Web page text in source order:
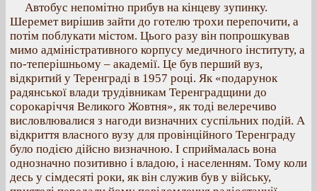
Автобус непомітно прибув на кінцеву зупинку.
Шеремет вирішив зайти до готелю трохи перепочити, а
потім поблукати містом. Цього разу він попрошкував
мимо адміністративного корпусу медичного інституту, а
по-теперішньому – академії. Це був перший вуз,
відкритий у Теренграді в 1957 році. Як «подарунок
радянської влади трудівникам Теренградщини до
сорокаріччя Великого Жовтня», як тоді велеречиво
висловлювалися з нагоди визначних суспільних подій. А
відкриття власного вузу для провінційного Теренграду
було подією дійсно визначною. І сприймалась вона
однозначно позитивно і владою, і населенням. Тому коли
десь у сімдесяті роки, як він служив був у війську,